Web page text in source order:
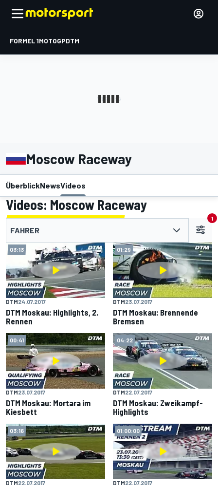
FORMEL 1MOTOGPDTM
Moscow Raceway
ÜberblickNewsVideos
Videos: Moscow Raceway
FAHRER
1
03:13
DTM24.07.2017
DTM Moskau: Highlights, 2.
Rennen
01:29
DTM23.07.2017
DTM Moskau: Brennende
Bremsen
00:41
DTM23.07.2017
DTM Moskau: Mortara im
Kiesbett
04:22
DTM22.07.2017
DTM Moskau: Zweikampf-
Highlights
03:16
DTM22.07.2017
01:00:00
DTM22.07.2017